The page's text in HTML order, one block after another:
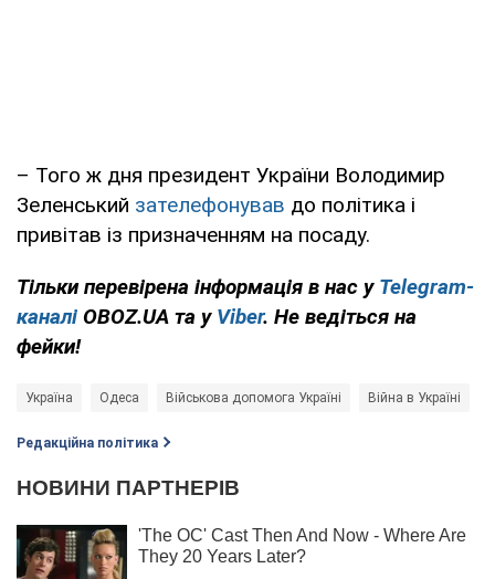
– Того ж дня президент України Володимир
Зеленський зателефонував до політика і
привітав із призначенням на посаду.
Тільки перевірена інформація в нас у Telegram-
каналі OBOZ.UA та у Viber. Не ведіться на
фейки!
Україна Одеса Військова допомога Україні Війна в Україні
Редакційна політика